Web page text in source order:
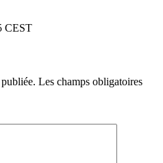
CEST
Les champs obligatoires